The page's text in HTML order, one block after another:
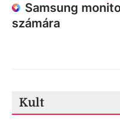
Samsung
számára
Kult